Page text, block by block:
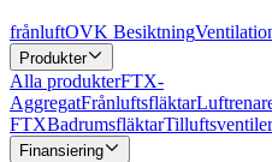
frånluftOVK Besiktning
Produkter
Alla produkterFTX-
AggregatFrånluftsfläktar
FTXBadrumsfläktarTilluftsventiler
Finansiering